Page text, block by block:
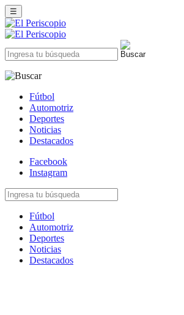
☰
Fútbol
Automotriz
Deportes
Noticias
Destacados
Facebook
Instagram
Fútbol
Automotriz
Deportes
Noticias
Destacados